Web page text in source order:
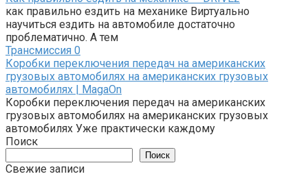
как правильно ездить на механике Виртуально
научиться ездить на автомобиле достаточно
проблематично. А тем
Трансмиссия 0
Коробки переключения передач на американских
грузовых автомобилях на американских грузовых
автомобилях | MagaOn
Коробки переключения передач на американских
грузовых автомобилях на американских грузовых
автомобилях Уже практически каждому
Поиск
Поиск
Свежие записи